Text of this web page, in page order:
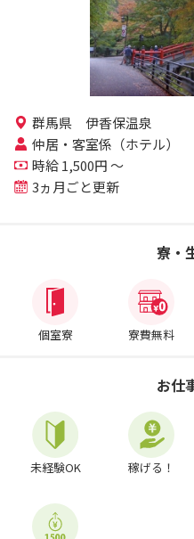
群馬県 伊香保温泉
仲居・客室係（ホテル）
時給 1,500円 ～
3ヵ月ごと更新
寮・
個室寮 寮費無料
お仕
未経験OK 稼げる！